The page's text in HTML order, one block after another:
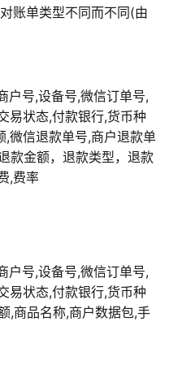
账单类型不同而不同(由
户号,设备号,微信订单号,
易状态,付款银行,货币种
,微信退款单号,商户退款单
款金额，退款类型，退款
,费率
户号,设备号,微信订单号,
易状态,付款银行,货币种
,商品名称,商户数据包,手